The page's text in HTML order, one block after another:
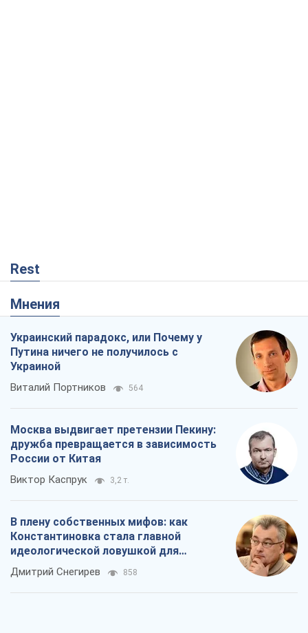
Rest
Мнения
Украинский парадокс, или Почему у
Путина ничего не получилось с
Украиной
Виталий Портников 564
Москва выдвигает претензии Пекину:
дружба превращается в зависимость
России от Китая
Виктор Каспрук 3,2 т.
В плену собственных мифов: как
Константиновка стала главной
идеологической ловушкой для
российских оккупантов
Дмитрий Снегирев 858